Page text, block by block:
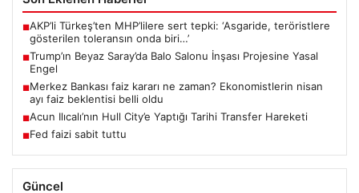
■AKP’li Türkeş’ten MHP’lilere sert tepki: ‘Asgaride, teröristlere
gösterilen toleransın onda biri…’
■Trump’ın Beyaz Saray’da Balo Salonu İnşası Projesine Yasal
Engel
■Merkez Bankası faiz kararı ne zaman? Ekonomistlerin nisan
ayı faiz beklentisi belli oldu
■Acun Ilıcalı’nın Hull City’e Yaptığı Tarihi Transfer Hareketi
■Fed faizi sabit tuttu
Güncel